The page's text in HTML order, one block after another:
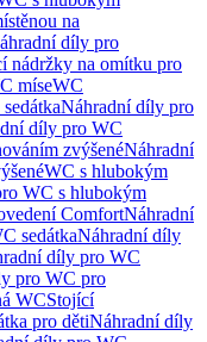
na
díly pro
nádržky na omítku pro
míseWC
Náhradní díly pro
díly pro WC
zvýšenéNáhradní
WC s hlubokým
WC s hlubokým
ComfortNáhradní
sedátkaNáhradní díly
díly pro WC
pro WC pro
WCStojící
pro dětiNáhradní díly